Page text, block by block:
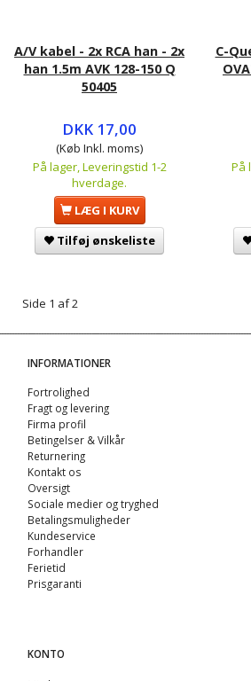
A/V kabel - 2x RCA han - 2x
han 1.5m AVK 128-150 Q
50405
DKK 17,00
(Køb Inkl. moms)
På lager, Leveringstid 1-2
hverdage.
LÆG I KURV
Tilføj ønskeliste
C-
På
Side 1 af 2
INFORMATIONER
Fortrolighed
Fragt og levering
Firma profil
Betingelser & Vilkår
Returnering
Kontakt os
Oversigt
Sociale medier og tryghed
Betalingsmuligheder
Kundeservice
Forhandler
Ferietid
Prisgaranti
KONTO